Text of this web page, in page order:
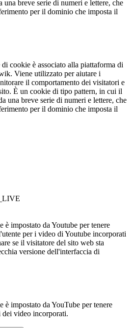
una breve serie di numeri e lettere, che
per il dominio che imposta il
cookie è associato alla piattaforma di
Viene utilizzato per aiutare i
il comportamento dei visitatori e
È un cookie di tipo pattern, in cui il
una breve serie di numeri e lettere, che
per il dominio che imposta il
è impostato da Youtube per tenere
per i video di Youtube incorporati
se il visitatore del sito web sta
versione dell'interfaccia di
è impostato da YouTube per tenere
video incorporati.